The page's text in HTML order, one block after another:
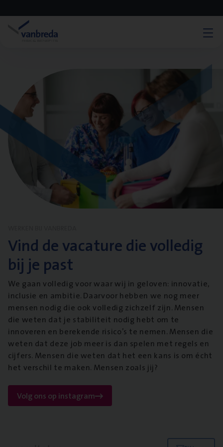
Vind de vacature die volledig
bij je past
We gaan volledig voor waar wij in geloven: innovatie,
inclusie en ambitie. Daarvoor hebben we nog meer
mensen nodig die ook volledig zichzelf zijn. Mensen
die weten dat je stabiliteit nodig hebt om te
innoveren en berekende risico’s te nemen. Mensen die
weten dat deze job meer is dan spelen met regels en
cijfers. Mensen die weten dat het een kans is om écht
het verschil te maken. Mensen zoals jij?
Volg ons op instagram